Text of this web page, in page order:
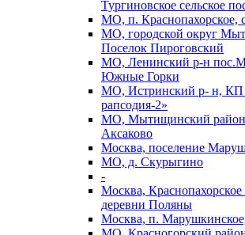
Тургиновское сельское
МО, п. Краснопахорское,
МО, городской округ
Поселок Пироговский
МО, Ленинский р-н
Южные Горки
МО, Истринский р- н, КП
рапсодия-2»
МО, Мытищинский
Аксаково
Москва, поселение
МО, д. Скурыгино
-
Москва, Краснопахорское
деревни Поляны
Москва, п.